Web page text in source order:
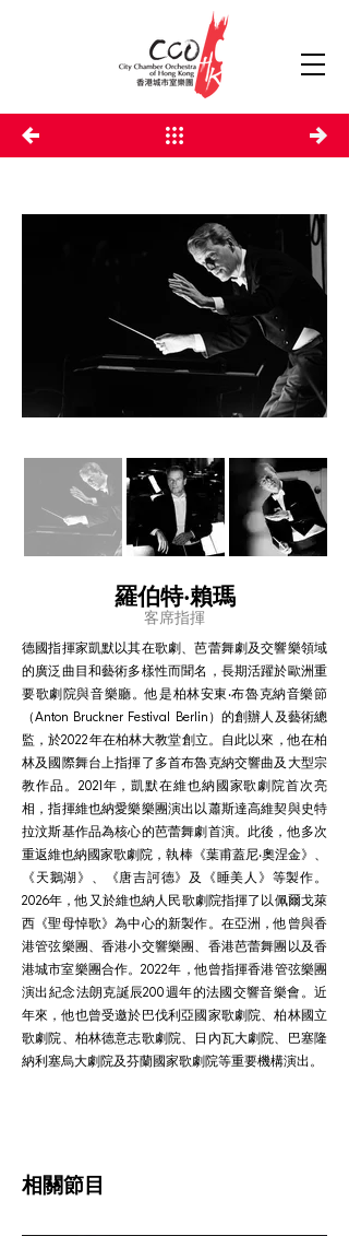
羅伯特‧賴瑪
客席指揮
德國指揮家凱默以其在歌劇、芭蕾舞劇及交響樂領域
的廣泛曲目和藝術多樣性而聞名，長期活躍於歐洲重
要歌劇院與音樂廳。他是柏林安東‧布魯克納音樂節
（Anton Bruckner Festival Berlin）的創辦人及藝術總
監，於2022年在柏林大教堂創立。自此以來，他在柏
林及國際舞台上指揮了多首布魯克納交響曲及大型宗
教作品。2021年，凱默在維也納國家歌劇院首次亮
相，指揮維也納愛樂樂團演出以蕭斯達高維契與史特
拉汶斯基作品為核心的芭蕾舞劇首演。此後，他多次
重返維也納國家歌劇院，執棒《葉甫蓋尼‧奧涅金》、
《天鵝湖》、《唐吉訶德》及《睡美人》等製作。
2026年，他又於維也納人民歌劇院指揮了以佩爾戈萊
西《聖母悼歌》為中心的新製作。在亞洲，他曾與香
港管弦樂團、香港小交響樂團、香港芭蕾舞團以及香
港城市室樂團合作。2022年，他曾指揮香港管弦樂團
演出紀念法朗克誕辰200週年的法國交響音樂會。近
年來，他也曾受邀於巴伐利亞國家歌劇院、柏林國立
歌劇院、柏林德意志歌劇院、日內瓦大劇院、巴塞隆
納利塞烏大劇院及芬蘭國家歌劇院等重要機構演出。
相關節目